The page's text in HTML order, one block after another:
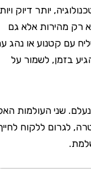
יותר דיוק ויותר
אלא גם
קטנוע או נהג עם
לשמור על
העולמות האלו
ללקוח לחייך